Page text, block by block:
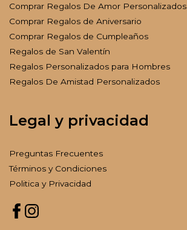
Comprar Regalos De Amor Personalizados
Comprar Regalos de Aniversario
Comprar Regalos de Cumpleaños
Regalos de San Valentín
Regalos Personalizados para Hombres
Regalos De Amistad Personalizados
Legal y privacidad
Preguntas Frecuentes
Términos y Condiciones
Politica y Privacidad